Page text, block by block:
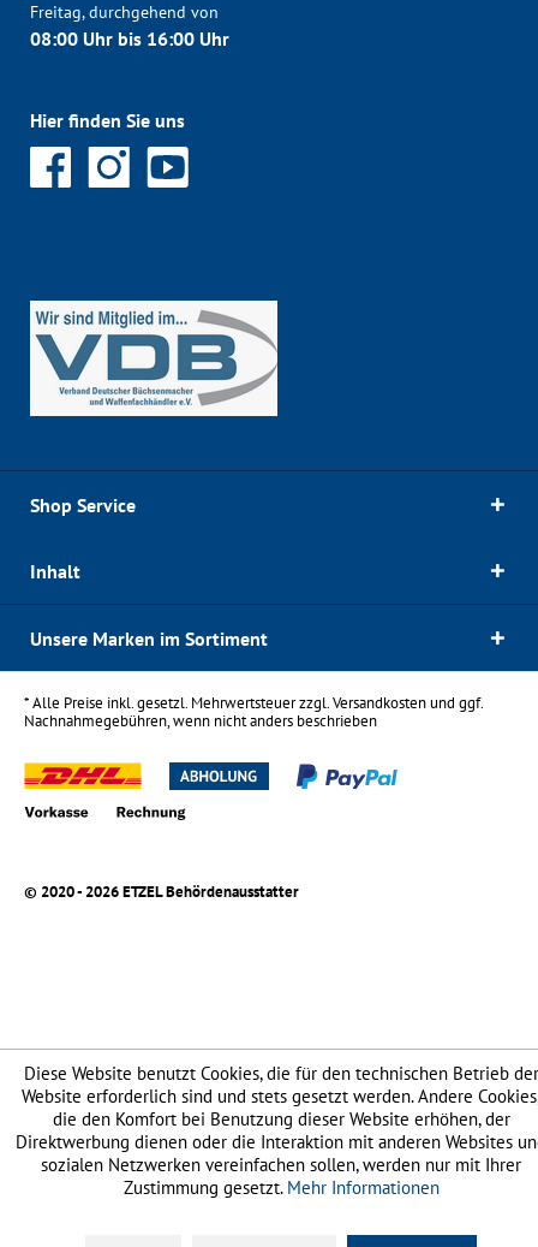
Freitag, durchgehend von
08:00 Uhr bis 16:00 Uhr
Hier finden Sie uns
Shop Service
Inhalt
Unsere Marken im Sortiment
* Alle Preise inkl. gesetzl. Mehrwertsteuer zzgl.Versandkostenund ggf.
Nachnahmegebühren, wenn nicht anders beschrieben
© 2020 - 2026 ETZEL Behördenausstatter
Diese Website benutzt Cookies, die für den technischen Betrieb der
Website erforderlich sind und stets gesetzt werden. Andere
die den Komfort bei Benutzung dieser Website erhöhen, der
Direktwerbung dienen oder die Interaktion mit anderen Websites
sozialen Netzwerken vereinfachen sollen, werden nur mit Ihrer
Zustimmung gesetzt. Mehr Informationen